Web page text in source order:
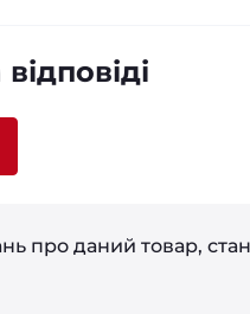
про даний товар,